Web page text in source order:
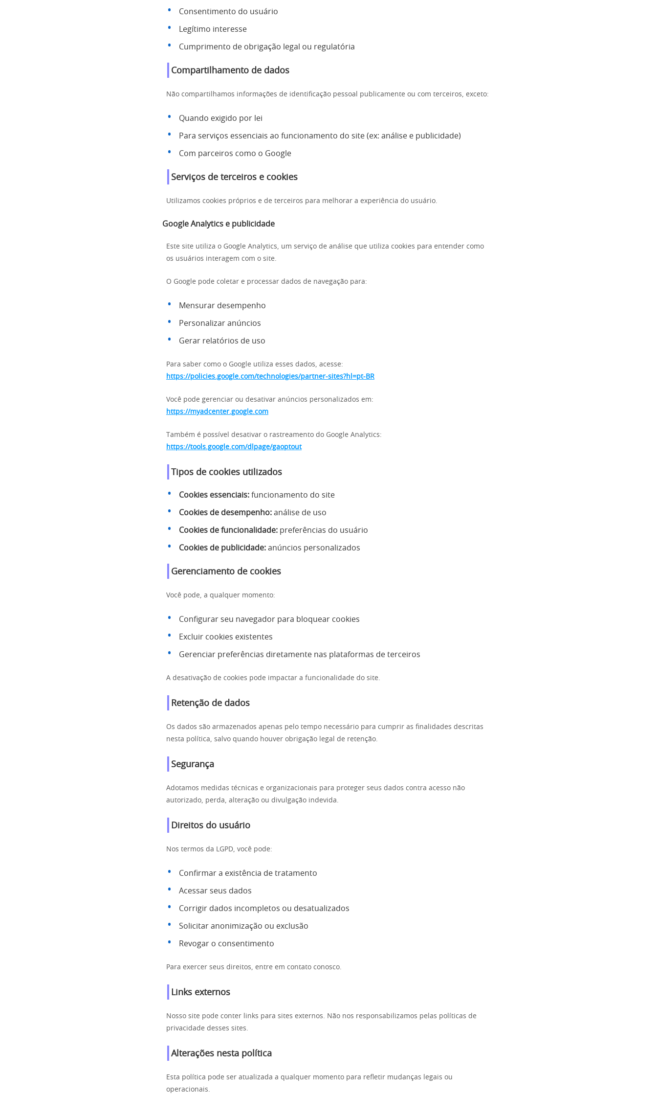
Consentimento do usuário
Legítimo interesse
Cumprimento de obrigação legal ou regulatória
Compartilhamento de dados
Não compartilhamos informações de identificação pessoal publicamente ou com terceiros, exceto:
Quando exigido por lei
Para serviços essenciais ao funcionamento do site (ex: análise e publicidade)
Com parceiros como o Google
Serviços de terceiros e cookies
Utilizamos cookies próprios e de terceiros para melhorar a experiência do usuário.
Google Analytics e publicidade
Este site utiliza o Google Analytics, um serviço de análise que utiliza cookies para entender como
os usuários interagem com o site.
O Google pode coletar e processar dados de navegação para:
Mensurar desempenho
Personalizar anúncios
Gerar relatórios de uso
Para saber como o Google utiliza esses dados, acesse:
https://policies.google.com/technologies/partner-sites?hl=pt-BR
Você pode gerenciar ou desativar anúncios personalizados em:
https://myadcenter.google.com
Também é possível desativar o rastreamento do Google Analytics:
https://tools.google.com/dlpage/gaoptout
Tipos de cookies utilizados
Cookies essenciais: funcionamento do site
Cookies de desempenho: análise de uso
Cookies de funcionalidade: preferências do usuário
Cookies de publicidade: anúncios personalizados
Gerenciamento de cookies
Você pode, a qualquer momento:
Configurar seu navegador para bloquear cookies
Excluir cookies existentes
Gerenciar preferências diretamente nas plataformas de terceiros
A desativação de cookies pode impactar a funcionalidade do site.
Retenção de dados
Os dados são armazenados apenas pelo tempo necessário para cumprir as finalidades descritas
nesta política, salvo quando houver obrigação legal de retenção.
Segurança
Adotamos medidas técnicas e organizacionais para proteger seus dados contra acesso não
autorizado, perda, alteração ou divulgação indevida.
Direitos do usuário
Nos termos da LGPD, você pode:
Confirmar a existência de tratamento
Acessar seus dados
Corrigir dados incompletos ou desatualizados
Solicitar anonimização ou exclusão
Revogar o consentimento
Para exercer seus direitos, entre em contato conosco.
Links externos
Nosso site pode conter links para sites externos. Não nos responsabilizamos pelas políticas de
privacidade desses sites.
Alterações nesta política
Esta política pode ser atualizada a qualquer momento para refletir mudanças legais ou
operacionais.